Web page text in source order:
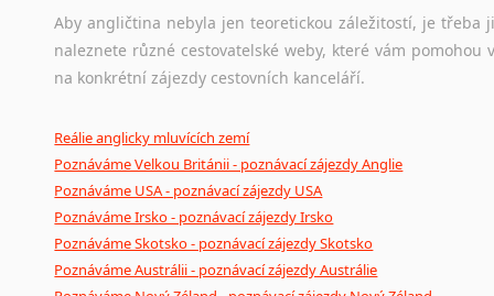
Aby angličtina nebyla jen teoretickou záležitostí, je
naleznete různé cestovatelské weby, které vám
na konkrétní zájezdy cestovních kanceláří.
Reálie anglicky mluvících zemí
Poznáváme Velkou Británii - poznávací zájezdy Anglie
Poznáváme USA - poznávací zájezdy USA
Poznáváme Irsko - poznávací zájezdy Irsko
Poznáváme Skotsko - poznávací zájezdy Skotsko
Poznáváme Austrálii - poznávací zájezdy Austrálie